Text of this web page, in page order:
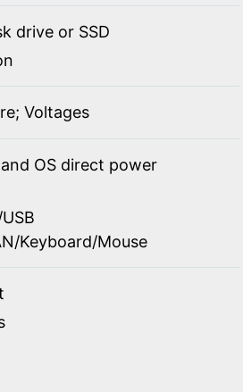
drive or SSD
Voltages
OS direct power
Keyboard/Mouse